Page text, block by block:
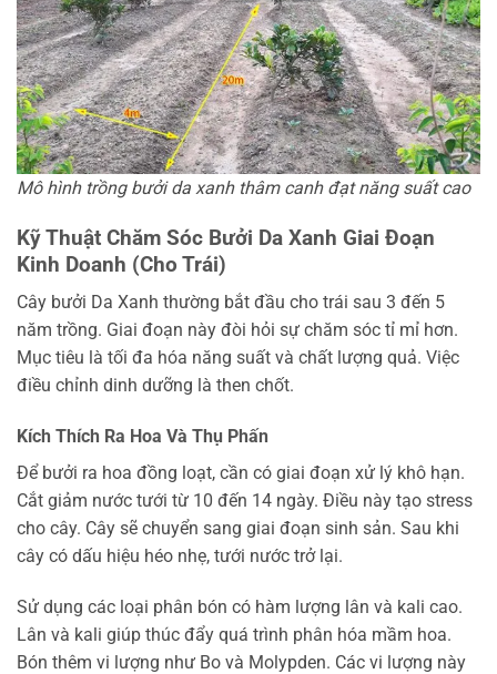
Mô hình trồng bưởi da xanh thâm canh đạt năng suất cao
Kỹ Thuật Chăm Sóc Bưởi Da Xanh Giai Đoạn
Kinh Doanh (Cho Trái)
Cây bưởi Da Xanh thường bắt đầu cho trái sau 3 đến 5
năm trồng. Giai đoạn này đòi hỏi sự chăm sóc tỉ mỉ hơn.
Mục tiêu là tối đa hóa năng suất và chất lượng quả. Việc
điều chỉnh dinh dưỡng là then chốt.
Kích Thích Ra Hoa Và Thụ Phấn
Để bưởi ra hoa đồng loạt, cần có giai đoạn xử lý khô hạn.
Cắt giảm nước tưới từ 10 đến 14 ngày. Điều này tạo stress
cho cây. Cây sẽ chuyển sang giai đoạn sinh sản. Sau khi
cây có dấu hiệu héo nhẹ, tưới nước trở lại.
Sử dụng các loại phân bón có hàm lượng lân và kali cao.
Lân và kali giúp thúc đẩy quá trình phân hóa mầm hoa.
Bón thêm vi lượng như Bo và Molypden. Các vi lượng này